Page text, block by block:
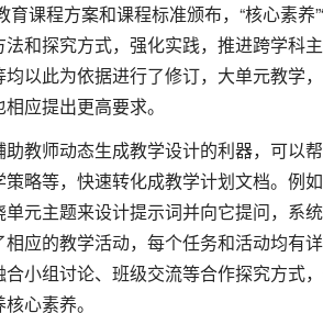
课程方案和课程标准颁布，“核心素养
和探究方式，强化实践，推进跨学科
以此为依据进行了修订，大单元教学
应提出更高要求。
教师动态生成教学设计的利器，可以
略等，快速转化成教学计划文档。例
元主题来设计提示词并向它提问，系
应的教学活动，每个任务和活动均有
小组讨论、班级交流等合作探究方式
心素养。